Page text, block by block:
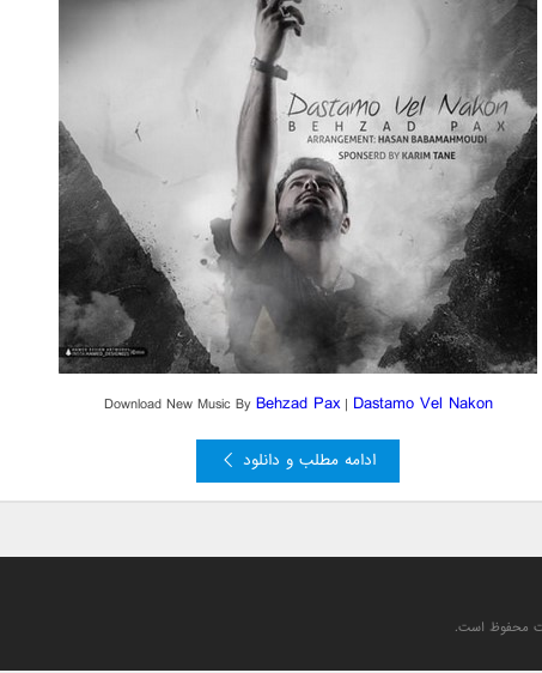
Download New Music ByBehzad Pax| Dastamo Vel Nakon
ادامه مطلب و دانلود
محفوظ است.